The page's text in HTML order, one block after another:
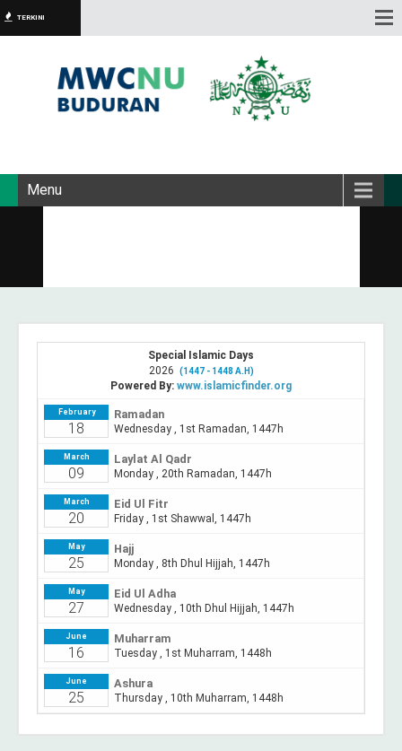
TERKINI
Menu